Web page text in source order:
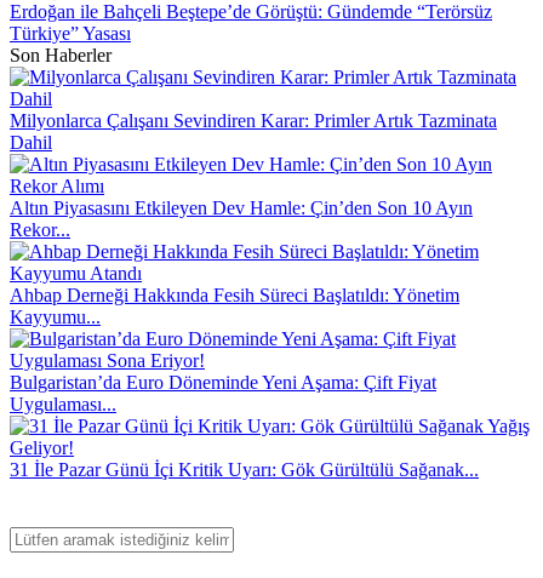
Erdoğan ile Bahçeli Beştepe’de Görüştü: Gündemde “Terörsüz
Türkiye” Yasası
Son Haberler
Milyonlarca Çalışanı Sevindiren Karar: Primler Artık Tazminata
Dahil
Altın Piyasasını Etkileyen Dev Hamle: Çin’den Son 10 Ayın
Rekor...
Ahbap Derneği Hakkında Fesih Süreci Başlatıldı: Yönetim
Kayyumu...
Bulgaristan’da Euro Döneminde Yeni Aşama: Çift Fiyat
Uygulaması...
31 İle Pazar Günü İçi Kritik Uyarı: Gök Gürültülü Sağanak...